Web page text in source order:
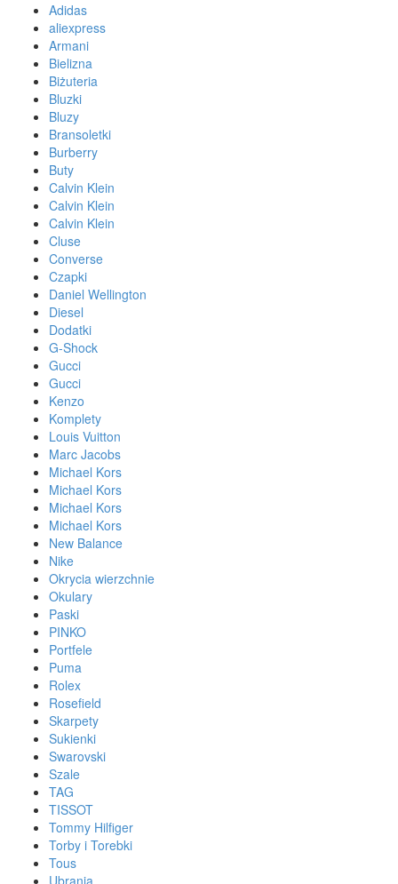
Adidas
aliexpress
Armani
Bielizna
Biżuteria
Bluzki
Bluzy
Bransoletki
Burberry
Buty
Calvin Klein
Calvin Klein
Calvin Klein
Cluse
Converse
Czapki
Daniel Wellington
Diesel
Dodatki
G-Shock
Gucci
Gucci
Kenzo
Komplety
Louis Vuitton
Marc Jacobs
Michael Kors
Michael Kors
Michael Kors
Michael Kors
New Balance
Nike
Okrycia wierzchnie
Okulary
Paski
PINKO
Portfele
Puma
Rolex
Rosefield
Skarpety
Sukienki
Swarovski
Szale
TAG
TISSOT
Tommy Hilfiger
Torby i Torebki
Tous
Ubrania